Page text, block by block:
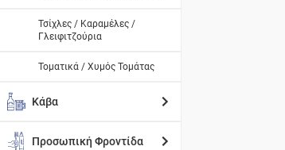
Τσίχλες / Καραμέλες /
Γλειφιτζούρια
Τοματικά / Χυμός Τομάτας
Κάβα
Προσωπική Φροντίδα